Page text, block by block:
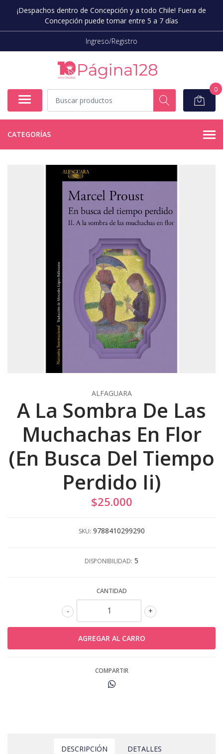
¡Despachos dentro de Concepción y a todo Chile! Fuera de
Concepción puede tomar entre 5 a 7 días
Ingreso/Registro
0
CATEGORÍAS
ALFAGUARA
A La Sombra De Las
Muchachas En Flor
(En Busca Del Tiempo
Perdido Ii)
$25.000
SKU: 9788410299290
DISPONIBILIDAD: 5
CANTIDAD
+
-
COMPARTIR
DESCRIPCIÓN DETALLES